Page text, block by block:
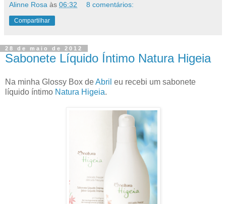
Alinne Rosa às 06:32 8 comentários:
Compartilhar
28 de maio de 2012
Sabonete Líquido Íntimo Natura Higeia
Na minha Glossy Box deAbril eu recebi um sabonete
líquido íntimo Natura Higeia.